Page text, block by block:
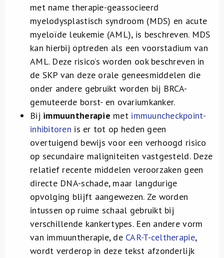
met name therapie-geassocieerd
myelodysplastisch syndroom (MDS) en acute
myeloïde leukemie (AML), is beschreven. MDS
kan hierbij optreden als een voorstadium van
AML. Deze risico’s worden ook beschreven in
de SKP van deze orale geneesmiddelen die
onder andere gebruikt worden bij BRCA-
gemuteerde borst- en ovariumkanker.
Bij immuuntherapie met immuuncheckpoint-
inhibitoren is er tot op heden geen
overtuigend bewijs voor een verhoogd risico
op secundaire maligniteiten vastgesteld. Deze
relatief recente middelen veroorzaken geen
directe DNA-schade, maar langdurige
opvolging blijft aangewezen. Ze worden
intussen op ruime schaal gebruikt bij
verschillende kankertypes. Een andere vorm
van immuuntherapie, de CAR-T-celtherapie,
wordt verderop in deze tekst afzonderlijk